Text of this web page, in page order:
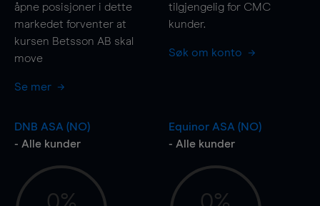
åpne posisjoner i dette
markedet forventer at
kursen Betsson AB skal
move
Se mer
tilgjengelig for CMC
kunder.
Søk om konto
DNB ASA (NO)
- Alle kunder
Equinor ASA (NO)
- Alle kunder